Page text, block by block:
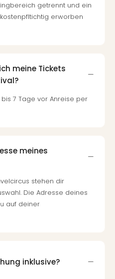
getrennt und ein
erworben
meine Tickets
7 Tage vor Anreise per
meines
stehen dir
Die Adresse deines
auf deiner
inklusive?